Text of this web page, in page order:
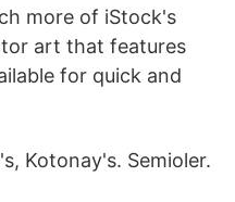
more of iStock's
art that features
for quick and
Kotonay's. Semioler.